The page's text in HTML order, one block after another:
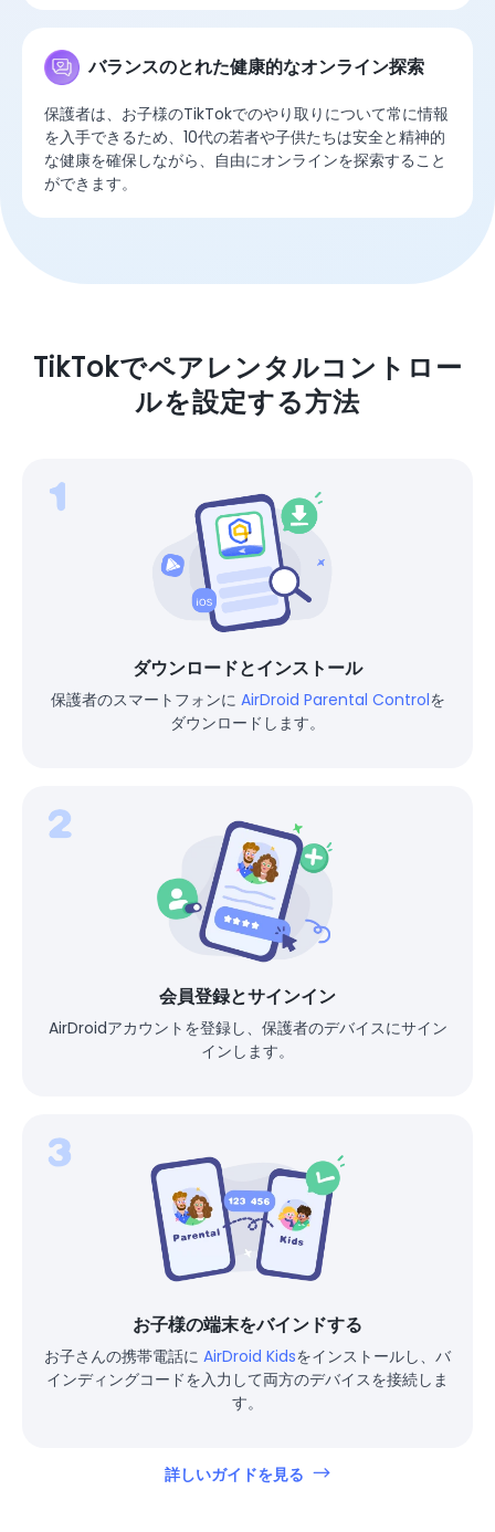
バランスのとれた健康的なオンライン探索
保護者は、お子様のTikTokでのやり取りについて常に情報
を入手できるため、10代の若者や子供たちは安全と精神的
な健康を確保しながら、自由にオンラインを探索すること
ができます。
TikTokでペアレンタルコントロー
ルを設定する方法
ダウンロードとインストール
保護者のスマートフォンに AirDroid Parental Controlを
ダウンロードします。
会員登録とサインイン
AirDroidアカウントを登録し、保護者のデバイスにサイン
インします。
お子様の端末をバインドする
お子さんの携帯電話に AirDroid Kidsをインストールし、バ
インディングコードを入力して両方のデバイスを接続しま
す。
詳しいガイドを見る